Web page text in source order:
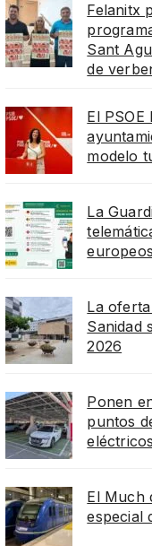
Felanitx
Sant
de
El PSOE
modelo
La
europeos
La
Sanidad
2026
Ponen
puntos
El Much
especial